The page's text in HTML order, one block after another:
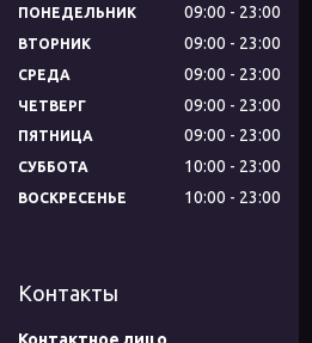
ПОНЕДЕЛЬНИК 09:00 23:00
ВТОРНИК 09:00 23:00
СРЕДА 09:00 23:00
ЧЕТВЕРГ 09:00 23:00
ПЯТНИЦА 09:00 23:00
СУББОТА 10:00 23:00
ВОСКРЕСЕНЬЕ 10:00 23:00
Контакты